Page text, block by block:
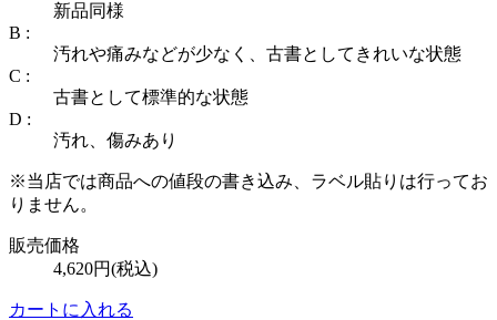
新品同様
B :
汚れや痛みなどが少なく、古書としてきれいな状態
C :
古書として標準的な状態
D :
汚れ、傷みあり
※当店では商品への値段の書き込み、ラベル貼りは行ってお
りません。
販売価格
4,620円(税込)
カートに入れる